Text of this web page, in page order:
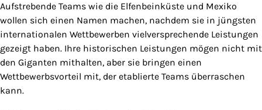
Aufstrebende Teams wie die Elfenbeinküste und Mexiko
wollen sich einen Namen machen, nachdem sie in jüngsten
internationalen Wettbewerben vielversprechende Leistungen
gezeigt haben. Ihre historischen Leistungen mögen nicht mit
den Giganten mithalten, aber sie bringen einen
Wettbewerbsvorteil mit, der etablierte Teams überraschen
kann.